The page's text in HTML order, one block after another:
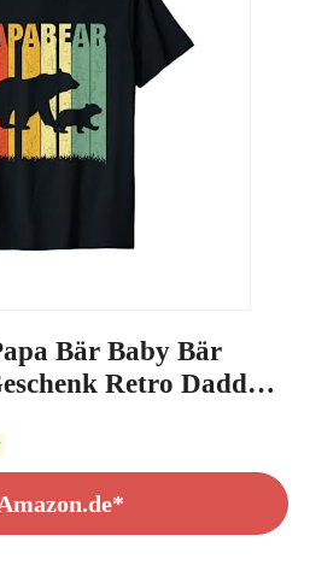
Bär Baby Bär
Retro Daddy